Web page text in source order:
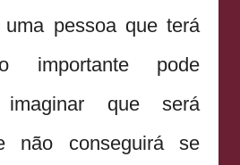
pessoa que terá
importante pode
que será
não conseguirá se